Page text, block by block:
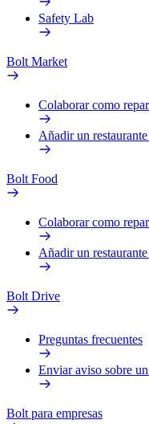
Safety Lab
Bolt Market
Colaborar como
Añadir un
Bolt Food
Colaborar como
Añadir un
Bolt Drive
Preguntas frecuentes
Enviar aviso sobre
Bolt para empresas